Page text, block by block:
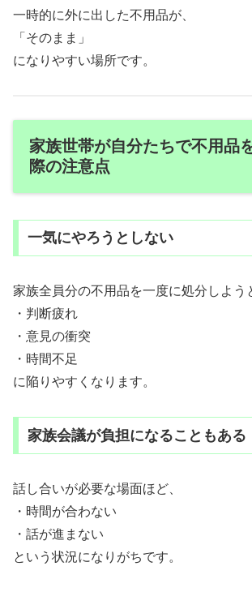
一時的に外に出した不用品が、
「そのまま」
になりやすい場所です。
家族世帯が自分たちで不用品
際の注意点
一気にやろうとしない
家族全員分の不用品を一度に処分しよう
・判断疲れ
・意見の衝突
・時間不足
に陥りやすくなります。
家族会議が負担になることもある
話し合いが必要な場面ほど、
・時間が合わない
・話が進まない
という状況になりがちです。